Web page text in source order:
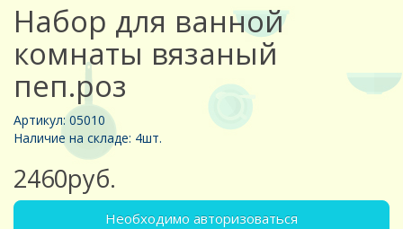
Набор для ванной
комнаты вязаный
пеп.роз
Артикул: 05010
Наличие на складе: 4шт.
2460руб.
Необходимо авторизоваться